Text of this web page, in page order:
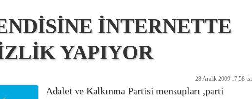
İNTERNETTE
YAPIYOR
28 Aralık 2009 17:58 tsi
Adalet ve Kalkınma Partisi mensupları ,parti